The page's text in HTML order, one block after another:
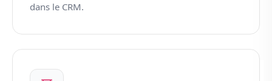
dans le CRM.